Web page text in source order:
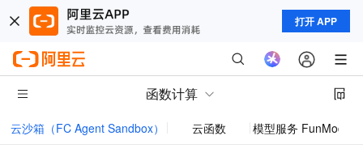
打开 APP
函数计算
云沙箱（FC Agent Sandbox） 云函数 模型服务 FunModel